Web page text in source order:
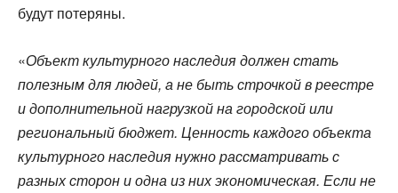
будут потеряны.
«Объект культурного наследия должен стать
полезным для людей, а не быть строчкой в реестре
и дополнительной нагрузкой на городской или
региональный бюджет. Ценность каждого объекта
культурного наследия нужно рассматривать с
разных сторон и одна из них экономическая. Если не